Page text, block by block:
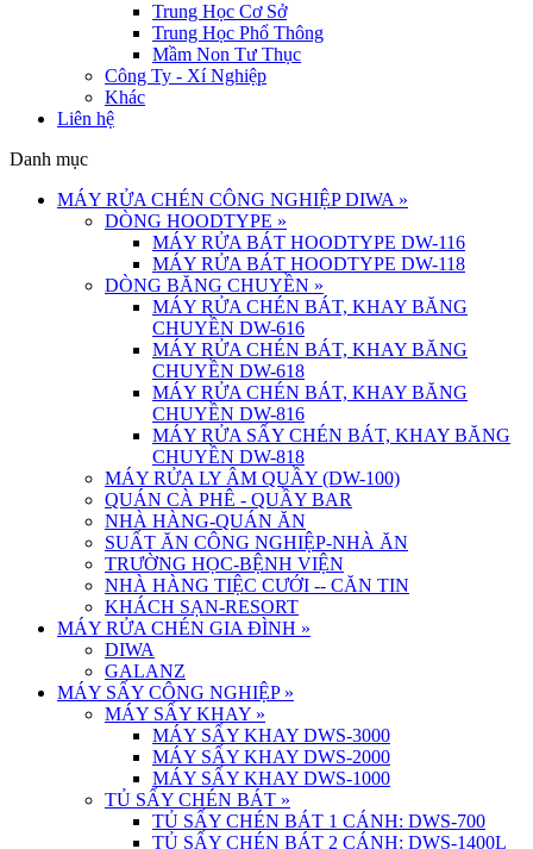
Trung Học Cơ Sở
Trung Học Phổ Thông
Mầm Non Tư Thục
Công Ty - Xí Nghiệp
Khác
Liên hệ
Danh mục
MÁY RỬA CHÉN CÔNG NGHIỆP DIWA »
DÒNG HOODTYPE »
MÁY RỬA BÁT HOODTYPE DW-116
MÁY RỬA BÁT HOODTYPE DW-118
DÒNG BĂNG CHUYỀN »
MÁY RỬA CHÉN BÁT, KHAY BĂNG
CHUYỀN DW-616
MÁY RỬA CHÉN BÁT, KHAY BĂNG
CHUYỀN DW-618
MÁY RỬA CHÉN BÁT, KHAY BĂNG
CHUYỀN DW-816
MÁY RỬA SẤY CHÉN BÁT, KHAY BĂNG
CHUYỀN DW-818
MÁY RỬA LY ÂM QUẦY (DW-100)
QUÁN CÀ PHÊ - QUẦY BAR
NHÀ HÀNG-QUÁN ĂN
SUẤT ĂN CÔNG NGHIỆP-NHÀ ĂN
TRƯỜNG HỌC-BỆNH VIỆN
NHÀ HÀNG TIỆC CƯỚI -- CĂN TIN
KHÁCH SẠN-RESORT
MÁY RỬA CHÉN GIA ĐÌNH »
DIWA
GALANZ
MÁY SẤY CÔNG NGHIỆP »
MÁY SẤY KHAY »
MÁY SẤY KHAY DWS-3000
MÁY SẤY KHAY DWS-2000
MÁY SẤY KHAY DWS-1000
TỦ SẤY CHÉN BÁT »
TỦ SẤY CHÉN BÁT 1 CÁNH: DWS-700
TỦ SẤY CHÉN BÁT 2 CÁNH: DWS-1400L